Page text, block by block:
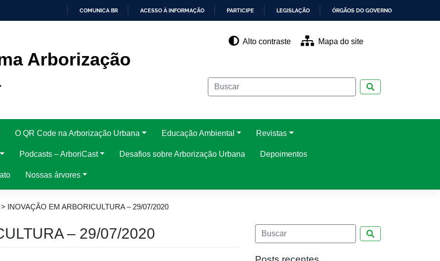
COMUNICA BR ACESSO À INFORMAÇÃO PARTICIPE LEGISLAÇÃO ÓRGÃOS DO GOVERNO
Arborização
Alto contraste Mapa do site
O QR Code na Arborização Urbana Educação Ambiental Revistas
Podcasts – ArboriCast Desafios sobre Arborização Urbana Depoimentos
Nossas árvores
INOVAÇÃO EM ARBORICULTURA – 29/07/2020
– 29/07/2020